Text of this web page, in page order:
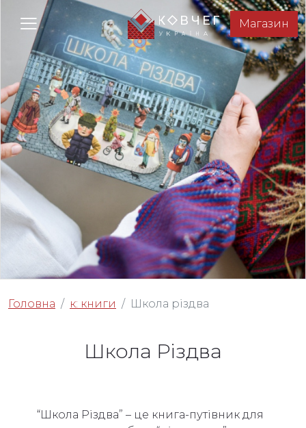
Магазин
Головна к: книги Школа різдва
Школа Різдва
“Школа Різдва” – це книга-путівник для